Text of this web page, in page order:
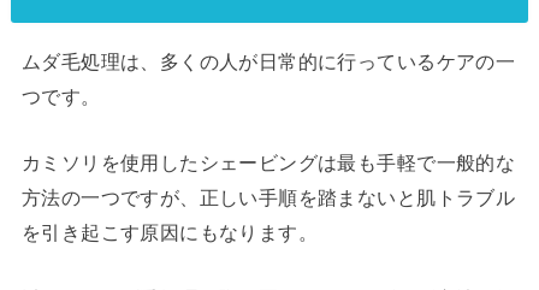
ムダ毛処理は、多くの人が日常的に行っているケアの一
つです。
カミソリを使用したシェービングは最も手軽で一般的な
方法の一つですが、正しい手順を踏まないと肌トラブル
を引き起こす原因にもなります。